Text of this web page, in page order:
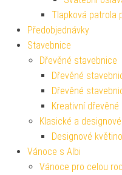
Tlapková patrola
Předobjednávky
Stavebnice
Dřevěné stavebnice
Dřevěné
Dřevěné
Kreativní
Klasické a
Designové
Vánoce s Albi
Vánoce pro celou